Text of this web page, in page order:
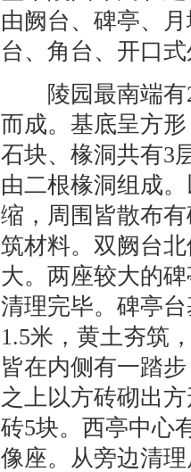
由阙台、碑亭、
台、角台、开口
陵园最南端有2
而成。基底呈方
石块、椽洞共有3
由二根椽洞组成
缩，周围皆散布
筑材料。双阙台
大。两座较大的
清理完毕。碑亭
1.5米，黄土夯筑
皆在内侧有一踏
之上以方砖砌出
砖5块。西亭中心
像座。从旁边清